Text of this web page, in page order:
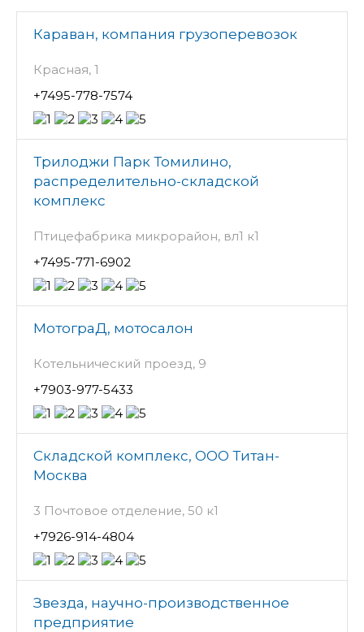
Караван, компания грузоперевозок
Красная, 1
+7495-778-7574
Трилоджи Парк Томилино,
распределительно-складской
комплекс
Птицефабрика микрорайон, вл1 к1
+7495-771-6902
МотограД, мотосалон
Котельнический проезд, 9
+7903-977-5433
Складской комплекс, ООО Титан-
Москва
3 Почтовое отделение, 50 к1
+7926-914-4804
Звезда, научно-производственное
предприятие